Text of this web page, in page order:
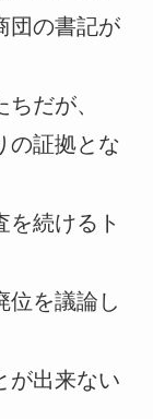
団の書記が
だが、
の証拠とな
を続けるト
位を議論し
が出来ない